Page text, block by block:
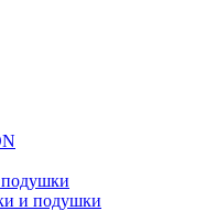
и подушки